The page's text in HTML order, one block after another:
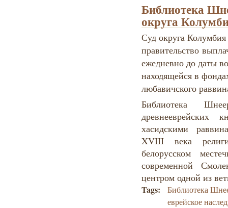
Библиотека
округа
Суд округа Колумбия
правительство
ежедневно до даты
находящейся в
любавичского
Библиотека
древнееврейских
хасидскими
XVIII века
белорусском
современной
центром одной из
Tags:
Библиотека
еврейское